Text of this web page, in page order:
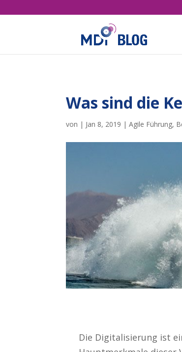
Was sind die
von | Jan 8, 2019 |Agile Führung,
Die Digitalisierung ist